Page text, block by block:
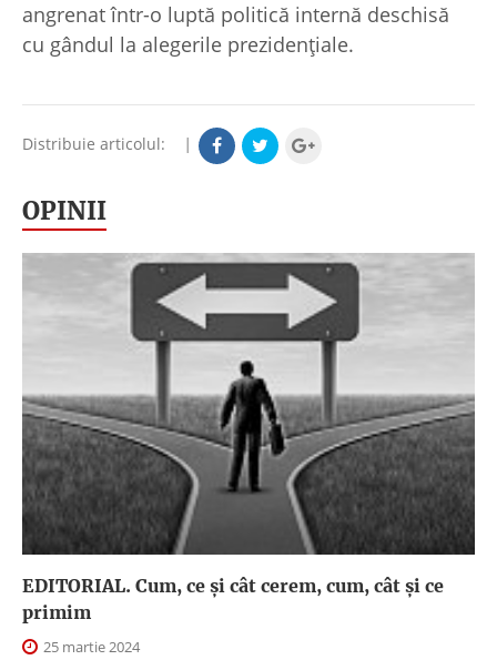
angrenat într-o luptă politică internă deschisă
cu gândul la alegerile prezidenţiale.
Distribuie articolul: |
OPINII
EDITORIAL. Cum, ce şi cât cerem, cum, cât şi ce
primim
25 martie 2024